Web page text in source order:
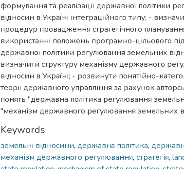
формування та реалізації державної політики
відносин в Україні інтеграційного типу; -
процедур провадження стратегічного
використанні положень програмно-цільового
державної політики регулювання земельних
визначити структуру механізму державного
відносин в Україні; - розвинути понятійно-
теорії державного управління за рахунок
понять "державна політика регулювання
"механізм державного регулювання земельних
Keywords
земельні відносини, державна політика,
механізм державного регулювання, стратегія,